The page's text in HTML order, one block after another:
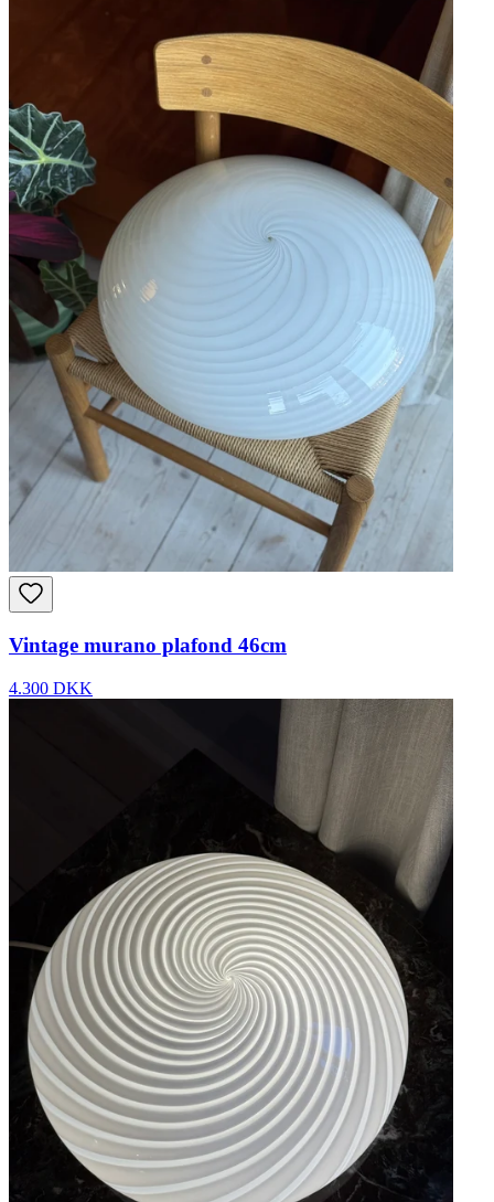
Vintage murano plafond 46cm
4.300 DKK